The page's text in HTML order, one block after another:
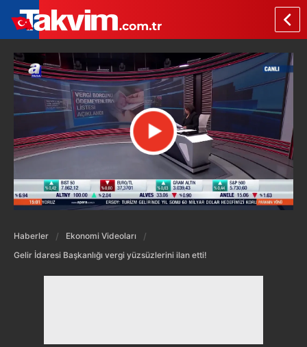
Haberler
Ekonomi Videoları
Gelir İdaresi Başkanlığı vergi yüzsüzlerini ilan etti!